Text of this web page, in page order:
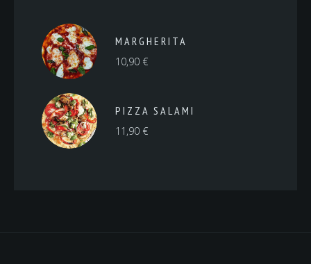
MARGHERITA
10,90 €
PIZZA SALAMI
11,90 €